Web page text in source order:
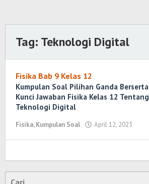
Tag: Teknologi Digital
Fisika Bab 9 Kelas 12
Kumpulan Soal Pilihan Ganda Berserta
Kunci Jawaban Fisika Kelas 12 Tentang
Teknologi Digital
Fisika,Kumpulan Soal April 12, 2023
Cari